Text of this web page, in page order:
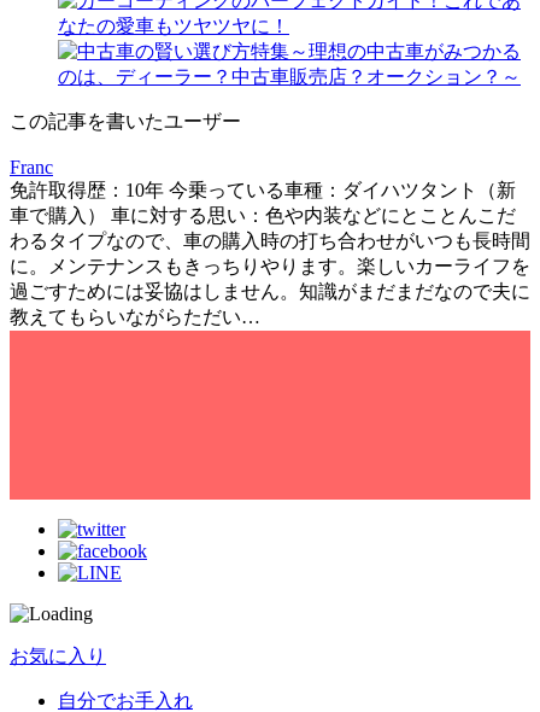
この記事を書いたユーザー
Franc
免許取得歴：10年 今乗っている車種：ダイハツタント（新
車で購入） 車に対する思い：色や内装などにとことんこだ
わるタイプなので、車の購入時の打ち合わせがいつも長時間
に。メンテナンスもきっちりやります。楽しいカーライフを
過ごすためには妥協はしません。知識がまだまだなので夫に
教えてもらいながらただい…
お気に入り
自分でお手入れ